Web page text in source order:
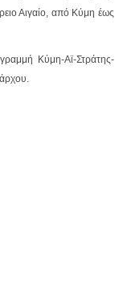
Αιγαίο, από Κύμη έως
Κύμη-Αϊ-Στράτης-